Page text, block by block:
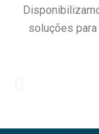
soluções